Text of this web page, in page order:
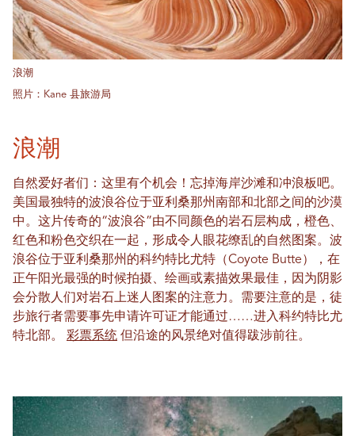
浪潮
照片：Kane 县旅游局
浪潮
自然爱好者们：这里有个机会！忘掉海岸沙滩和冲浪板吧。
美国最独特的波浪谷位于亚利桑那州南部和北部之间的沙漠
中。这片传奇的“波浪谷”由不同颜色的岩石层构成，橙色、
红色和粉色交织在一起，形成令人眼花缭乱的自然图案。波
浪谷位于亚利桑那州的科约特比尤特（Coyote Butte），在
正午阳光最强的时候拍摄、绘画或素描效果最佳，因为阴影
会分散人们对岩石上迷人图案的注意力。需要注意的是，徒
步旅行者需要事先申请许可证才能通过……进入科约特比尤
特北部。 彩票系统 但沿途的风景绝对值得跋涉前往。